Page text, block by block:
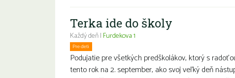
Terka ide do školy
Každý deň | Furdekova 1
Pre deti
Podujatie pre všetkých predškolákov, ktorý s
tento rok na 2. september, ako svoj veľký deň